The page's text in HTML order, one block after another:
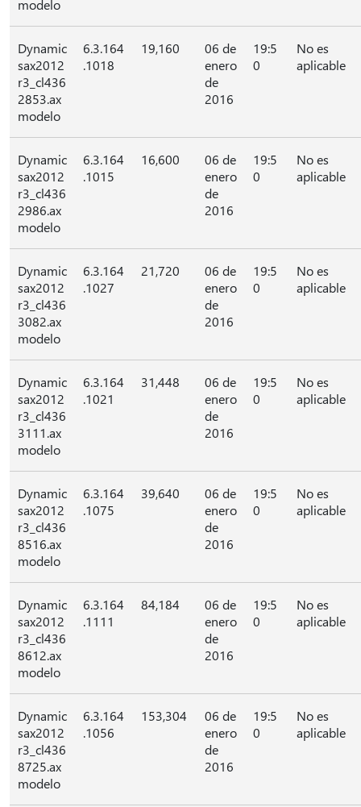
modelo
Dynamic
sax2012
r3_cl436
2853.ax
modelo
6.3.164
.1018
19,160
06 de
enero
de
2016
19:5
0
No es
aplicable
Dynamic
sax2012
r3_cl436
2986.ax
modelo
6.3.164
.1015
16,600
06 de
enero
de
2016
19:5
0
No es
aplicable
Dynamic
sax2012
r3_cl436
3082.ax
modelo
6.3.164
.1027
21,720
06 de
enero
de
2016
19:5
0
No es
aplicable
Dynamic
sax2012
r3_cl436
3111.ax
modelo
6.3.164
.1021
31,448
06 de
enero
de
2016
19:5
0
No es
aplicable
Dynamic
sax2012
r3_cl436
8516.ax
modelo
6.3.164
.1075
39,640
06 de
enero
de
2016
19:5
0
No es
aplicable
Dynamic
sax2012
r3_cl436
8612.ax
modelo
6.3.164
.1111
84,184
06 de
enero
de
2016
19:5
0
No es
aplicable
Dynamic
sax2012
r3_cl436
8725.ax
modelo
6.3.164
.1056
153,304
06 de
enero
de
2016
19:5
0
No es
aplicable